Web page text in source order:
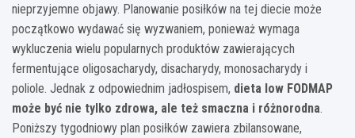
nieprzyjemne objawy. Planowanie posiłków na tej diecie może
początkowo wydawać się wyzwaniem, ponieważ wymaga
wykluczenia wielu popularnych produktów zawierających
fermentujące oligosacharydy, disacharydy, monosacharydy i
poliole. Jednak z odpowiednim jadłospisem, dieta low FODMAP
może być nie tylko zdrowa, ale też smaczna i różnorodna.
Poniższy tygodniowy plan posiłków zawiera zbilansowane,